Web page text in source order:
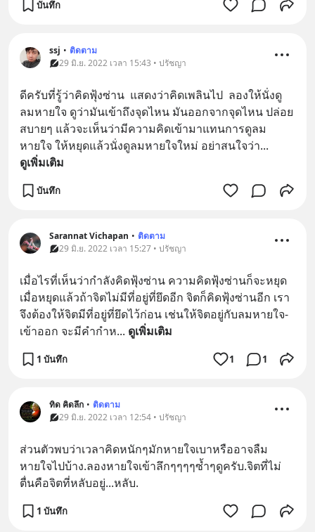
บันทึก
ssj • ติดตาม
29 มิ.ย. 2022 เวลา 15:43 • ปรัชญา
ดีครับที่รู้ว่าคิดฟุ้งซ่าน  แสดงว่าคิดเพลินไป  ลองให้นั่งดู
ลมหายใจ ดูว่ามันเข้าถึงจุดไหน มันออกจากจุดไหน ปล่อย
สบายๆ แล้วจะเห็นว่ามีความคิดเข้ามาแทนการดูลม
หายใจ ให้หยุดแล้วนั่งดูลมหายใจใหม่ อย่าสนใจว่า...
ดูเพิ่มเติม
บันทึก
Sarannat Vichapan • ติดตาม
29 มิ.ย. 2022 เวลา 15:27 • ปรัชญา
เมื่อไรที่เห็นว่ากำลังคิดฟุ้งซ่าน ความคิดฟุ้งซ่านก็จะหยุด
เมื่อหยุดแล้วถ้าจิตไม่มีที่อยู่ที่ยึดอีก จิตก็คิดฟุ้งซ่านอีก เรา
จึงต้องให้จิตมีที่อยู่ที่ยึดไว้ก่อน เช่นให้จิตอยู่กับลมหายใจ-
เข้าออก จะมีคำกำห... ดูเพิ่มเติม
1 บันทึก 1 1
ทิด คิดลึก • ติดตาม
29 มิ.ย. 2022 เวลา 12:54 • ปรัชญา
ส่วนตัวพบว่าเวลาคิดหนักๆมักหายใจเบาหรืออาจลืม
หายใจไปบ้าง.ลองหายใจเข้าลึกๆๆๆๆซ้ำๆดูครับ.จิตที่ไม่
ตื่นคือจิตที่หลับอยู่...หลับ.
1 บันทึก